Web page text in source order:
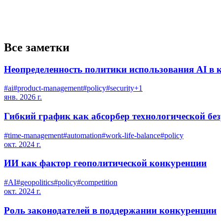
Все заметки
Неопределенность политики использования AI в
#ai#product-management#policy#security+1
янв. 2026 г.
Гибкий график как абсорбер технологической
#time-management#automation#work-life-balance#policy
окт. 2024 г.
ИИ как фактор геополитической конкуренции
#AI#geopolitics#policy#competition
окт. 2024 г.
Роль законодателей в поддержании конкуренции